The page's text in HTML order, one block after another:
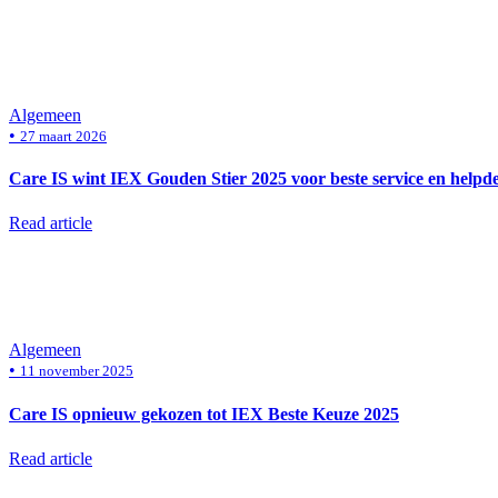
Algemeen
• 27 maart 2026
Care IS wint IEX Gouden Stier 2025 voor beste service en
Read article
Algemeen
• 11 november 2025
Care IS opnieuw gekozen tot IEX Beste Keuze 2025
Read article